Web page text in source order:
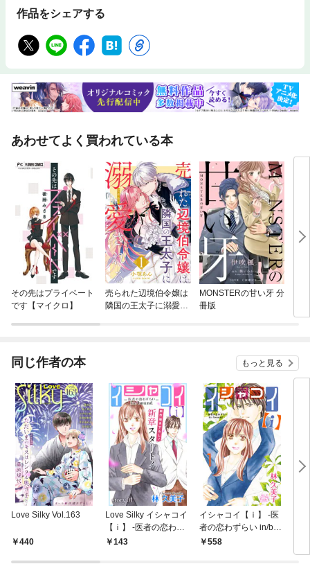
作品をシェアする
あわせてよく買われている本
その先はプライベート
です【マイクロ】
売られた辺境伯令嬢は
隣国の王太子に溺愛さ
MONSTERの甘い牙 分
冊版
同じ作者の本 もっと見る
Love Silky Vol.163
440
Love Silky イシャコイ
【ｉ】 -医者の恋わず
らい in/bound- story01
143
イシャコイ【ｉ】 -医
者の恋わずらい in/bou
nd- 1巻
558